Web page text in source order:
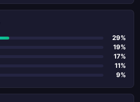
29%
19%
17%
11%
9%